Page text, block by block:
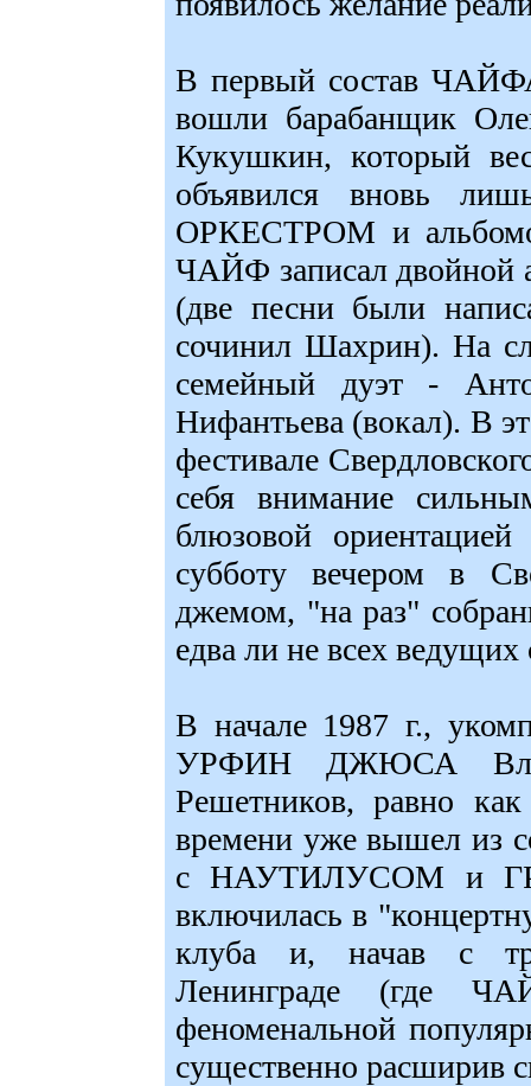
В первый состав
вошли барабанщик
Кукушкин, который
объявился вновь
ОРКЕСТРОМ и
ЧАЙФ записал двойной
(две песни были
сочинил Шахрин). На
семейный дуэт -
Нифантьева (вокал). В
фестивале
себя внимание
блюзовой
субботу вечером в
джемом, "на раз"
едва ли не всех
В начале 1987 г.,
УРФИН ДЖЮСА
Решетников, равно
времени уже вышел из
с НАУТИЛУСОМ и
включилась в
клуба и, начав с
Ленинграде (где
феноменальной
существенно расширив